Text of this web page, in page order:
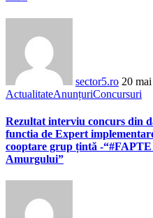
sector5.ro 20
ActualitateAnunțuriConcursuri
Rezultat interviu concurs din
functia de Expert
cooptare grup țintă -
Amurgului”